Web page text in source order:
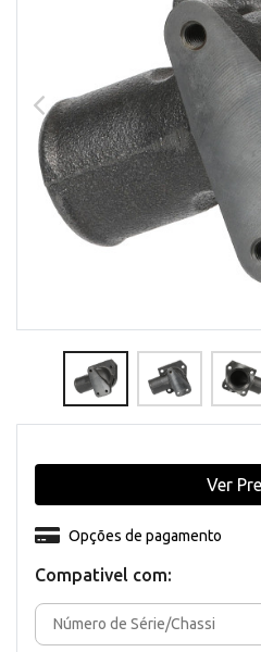
Compativel com:
Opções de pagamento
Ver